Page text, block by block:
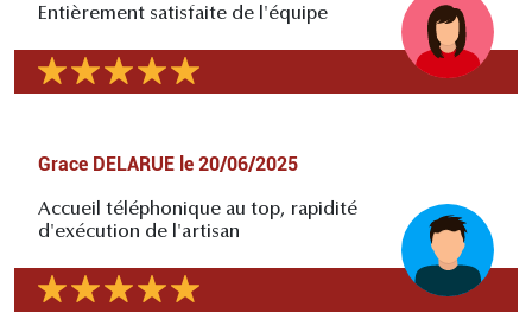
Entièrement satisfaite de l'équipe
Grace DELARUE le 20/06/2025
Accueil téléphonique au top, rapidité
d'exécution de l'artisan